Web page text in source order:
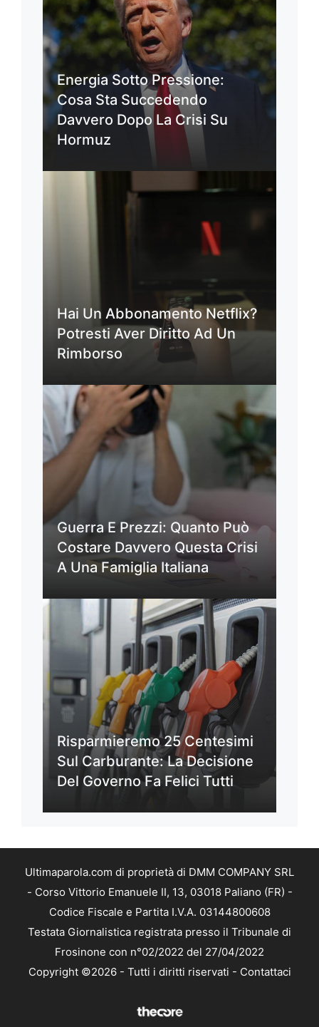
Energia Sotto Pressione:
Cosa Sta Succedendo
Davvero Dopo La Crisi Su
Hormuz
Hai Un Abbonamento Netflix?
Potresti Aver Diritto Ad Un
Rimborso
Guerra E Prezzi: Quanto Può
Costare Davvero Questa Crisi
A Una Famiglia Italiana
Risparmieremo 25 Centesimi
Sul Carburante: La Decisione
Del Governo Fa Felici Tutti
Ultimaparola.com di proprietà di DMM COMPANY SRL
- Corso Vittorio Emanuele II, 13, 03018 Paliano (FR) -
Codice Fiscale e Partita I.V.A. 03144800608
Testata Giornalistica registrata presso il Tribunale di
Frosinone con n°02/2022 del 27/04/2022
Copyright ©2026 - Tutti i diritti riservati - Contattaci